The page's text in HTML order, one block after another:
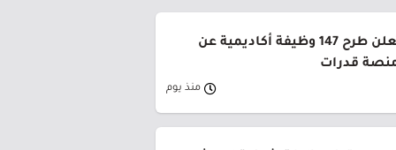
جامعة القصيم تعلن طرح 147 وظيفة أكاديمية عن
قدرات
منذ يوم